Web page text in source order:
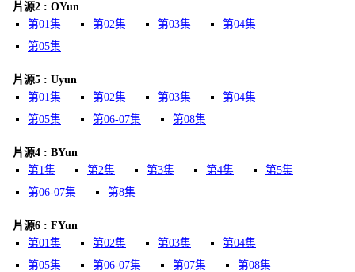
片源2 : OYun
第01集
第02集 第03集
第04集
第05集
片源5 : Uyun
第01集
第02集 第03集
第04集
第05集
第06-07集 第08集
片源4 : BYun
第1集
第2集 第3集 第4集
第5集
第06-07集
第8集
片源6 : FYun
第01集
第02集 第03集
第04集
第05集
第06-07集 第07集 第08集